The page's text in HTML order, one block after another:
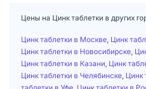
Цены на Цинк таблетки в других
Цинк таблетки в Москве Цинк
Цинк таблетки в Новосибирске
Цинк таблетки в Казани Цинк
Цинк таблетки в Челябинске Цинк